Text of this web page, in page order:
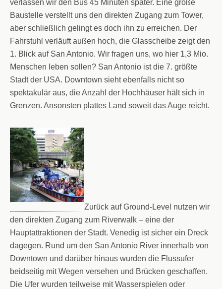
verlassen wir den Bus 45 Minuten später. Eine große
Baustelle verstellt uns den direkten Zugang zum Tower,
aber schließlich gelingt es doch ihn zu erreichen. Der
Fahrstuhl verläuft außen hoch, die Glasscheibe zeigt den
1. Blick auf San Antonio. Wir fragen uns, wo hier 1,3 Mio.
Menschen leben sollen? San Antonio ist die 7. größte
Stadt der USA. Downtown sieht ebenfalls nicht so
spektakulär aus, die Anzahl der Hochhäuser hält sich in
Grenzen. Ansonsten plattes Land soweit das Auge reicht.
Zurück auf Ground-Level nutzen wir
den direkten Zugang zum Riverwalk – eine der
Hauptattraktionen der Stadt. Venedig ist sicher ein Dreck
dagegen. Rund um den San Antonio River innerhalb von
Downtown und darüber hinaus wurden die Flussufer
beidseitig mit Wegen versehen und Brücken geschaffen.
Die Ufer wurden teilweise mit Wasserspielen oder